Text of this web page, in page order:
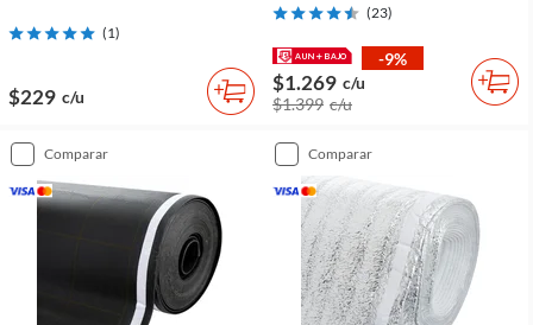
(1)
$229 c/u
(23)
-9%
$1.269 c/u
$1.399 c/u
comparar comparar